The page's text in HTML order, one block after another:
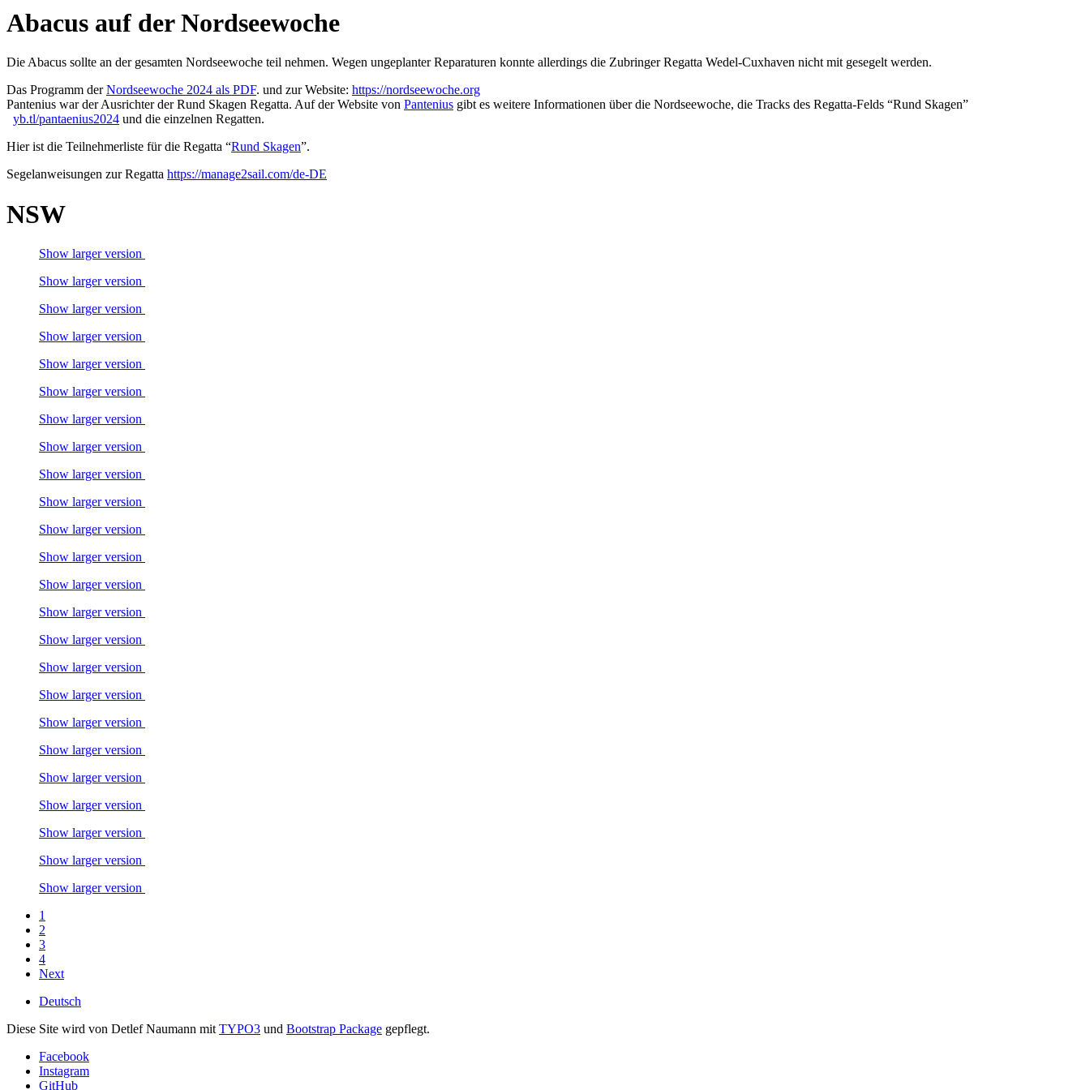
Abacus auf der Nordseewoche
Die Abacus sollte an der gesamten Nordseewoche teil nehmen. Wegen ungeplanter Reparaturen konnte allerdings die Zubringer Regatta Wedel-Cuxhaven nicht mit gesegelt werden.
Das Programm derNordseewoche 2024 als PDF. und zur Website: https://nordseewoche.org
Pantenius war der Ausrichter der Rund Skagen Regatta. Auf der Website von Pantenius gibt es weitere Informationen über die Nordseewoche, die Tracks des Regatta-Felds “Rund Skagen”
yb.tl/pantaenius2024 und die einzelnen Regatten.
Hier ist die Teilnehmerliste für die Regatta “Rund Skagen”.
Segelanweisungen zur Regatta https://manage2sail.com/de-DE
NSW
Show larger version
Show larger version
Show larger version
Show larger version
Show larger version
Show larger version
Show larger version
Show larger version
Show larger version
Show larger version
Show larger version
Show larger version
Show larger version
Show larger version
Show larger version
Show larger version
Show larger version
Show larger version
Show larger version
Show larger version
Show larger version
Show larger version
Show larger version
Show larger version
1
2
3
4
Next
Deutsch
Diese Site wird von Detlef Naumann mit TYPO3 und Bootstrap Package gepflegt.
Facebook
Instagram
GitHub